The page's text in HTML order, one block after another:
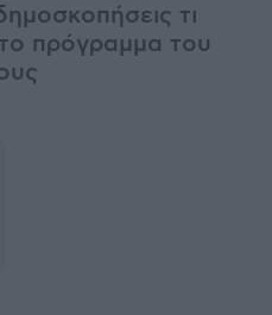
τι
πρόγραμμα του